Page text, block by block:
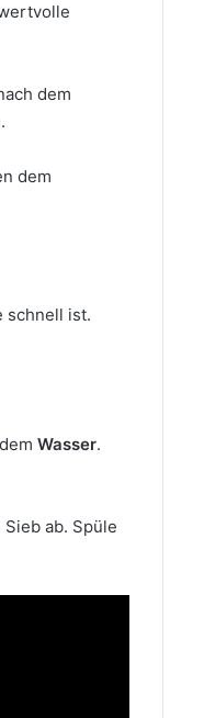
dem
dem
schnell ist.
Wasser.
ab. Spüle